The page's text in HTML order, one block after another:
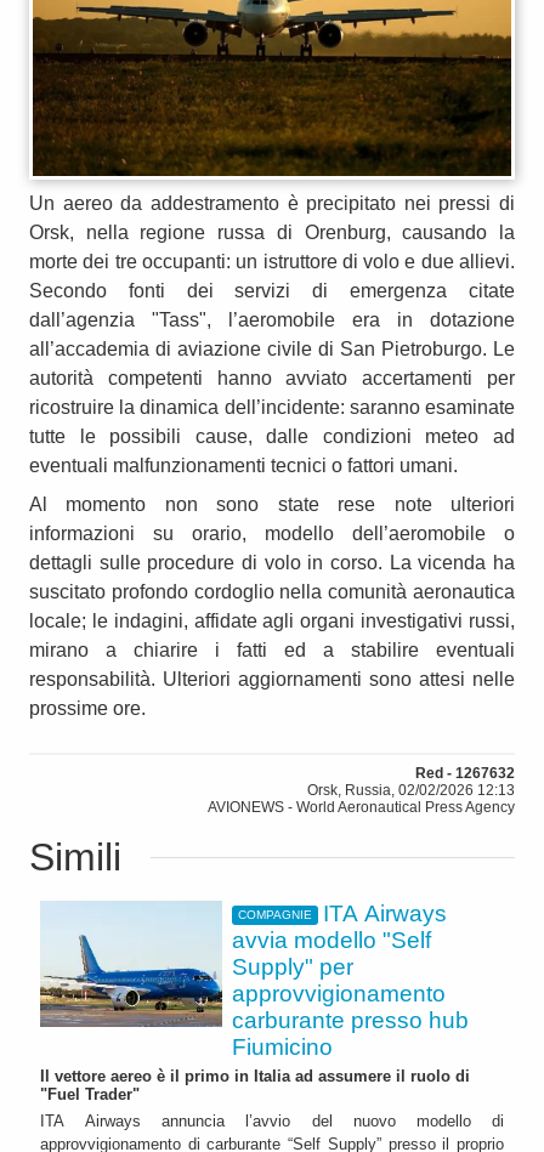
Un aereo da addestramento è precipitato nei pressi di
Orsk, nella regione russa di Orenburg, causando la
morte dei tre occupanti: un istruttore di volo e due allievi.
Secondo fonti dei servizi di emergenza citate
dall’agenzia "Tass", l’aeromobile era in dotazione
all’accademia di aviazione civile di San Pietroburgo. Le
autorità competenti hanno avviato accertamenti per
ricostruire la dinamica dell’incidente: saranno esaminate
tutte le possibili cause, dalle condizioni meteo ad
eventuali malfunzionamenti tecnici o fattori umani.
Al momento non sono state rese note ulteriori
informazioni su orario, modello dell’aeromobile o
dettagli sulle procedure di volo in corso. La vicenda ha
suscitato profondo cordoglio nella comunità aeronautica
locale; le indagini, affidate agli organi investigativi russi,
mirano a chiarire i fatti ed a stabilire eventuali
responsabilità. Ulteriori aggiornamenti sono attesi nelle
prossime ore.
Red - 1267632
Orsk, Russia, 02/02/2026 12:13
AVIONEWS - World Aeronautical Press Agency
Simili
COMPAGNIE
ITA Airways
avvia modello "Self
Supply" per
approvvigionamento
carburante presso hub
Fiumicino
Il vettore aereo è il primo in Italia ad assumere il ruolo di
"Fuel Trader"
ITA Airways annuncia l’avvio del nuovo modello di
approvvigionamento di carburante “Self Supply” presso il proprio